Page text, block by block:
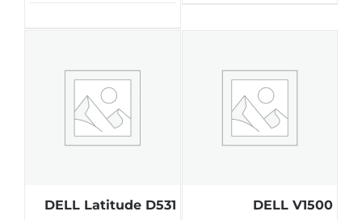
DELL V1500
DELL Latitude D531